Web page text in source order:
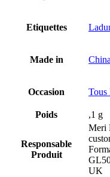
Etiquettes
Made in
Occasion Tous
Poids ,1 g
Responsable
Produit
Meri
UK